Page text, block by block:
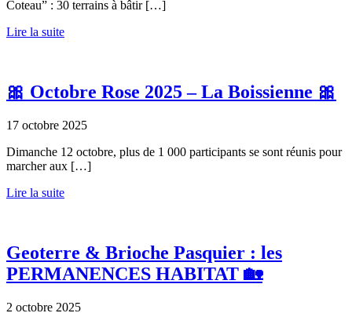
Coteau” : 30 terrains à bâtir […]
Lire la suite
🎀 Octobre Rose 2025 – La Boissienne 🎀
17 octobre 2025
Dimanche 12 octobre, plus de 1 000 participants se sont réunis pour
marcher aux […]
Lire la suite
Geoterre & Brioche Pasquier : les
PERMANENCES HABITAT 🏡
2 octobre 2025